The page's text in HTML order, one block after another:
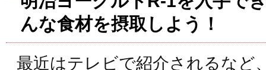
んな食材を摂取しよう！
最近はテレビで紹介されるなど